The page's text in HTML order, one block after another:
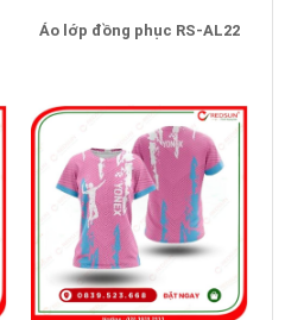
Áo lớp đồng phục RS-AL22